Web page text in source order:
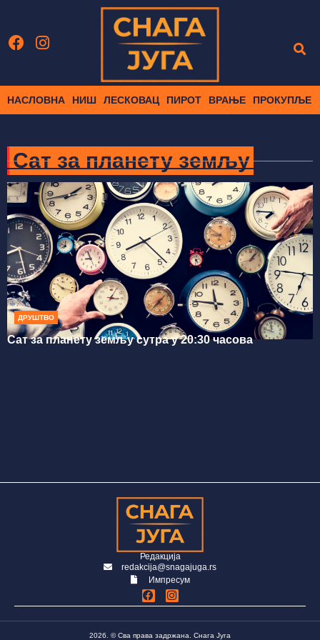
НАСЛОВНА НИШ ЛЕСКОВАЦ ПИРОТ ВРАЊЕ ПРОКУПЉЕ
Сат за планету земљу
ДРУШТВО
Сат за планету земљу сутра у 20:30 часова
Редакција
redakcija@snagajuga.rs
Импресум
2026. © Сва права задржана. Снага Југа